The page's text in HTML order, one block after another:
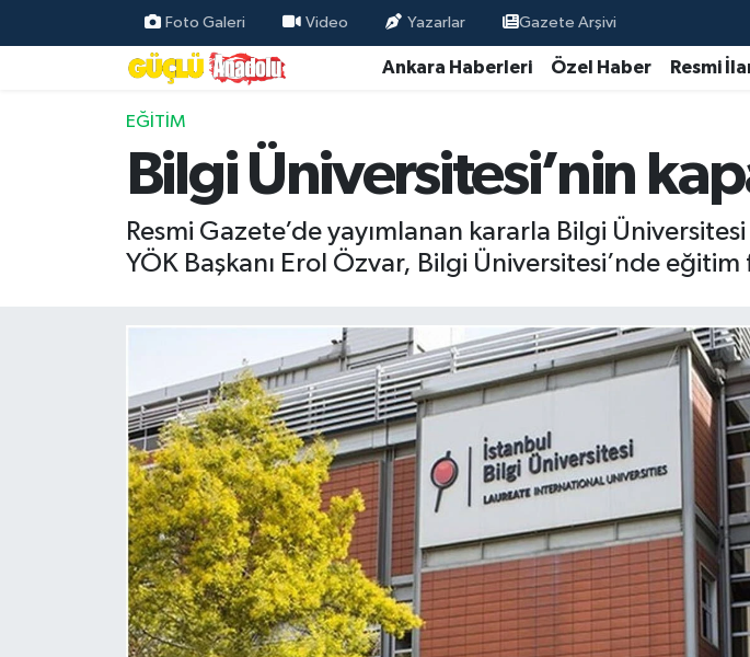
Foto Galeri Video Yazarlar Gazete Arşivi
Ankara Haberleri Özel Haber Resmi
EĞITIM
Bilgi Üniversitesi’nin
Resmi Gazete’de yayımlanan kararla Bilgi
YÖK Başkanı Erol Özvar, Bilgi Üniversitesi’nde
Özel Haber
Resmi İlanlar
Ekonomi
Magazin
Burç Yorumları